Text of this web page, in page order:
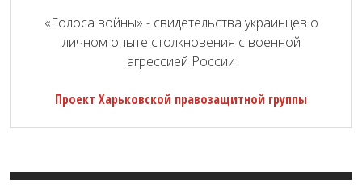
«Голоса войны» - свидетельства украинцев о
личном опыте столкновения с военной
агрессией России
Проект Харьковской правозащитной группы